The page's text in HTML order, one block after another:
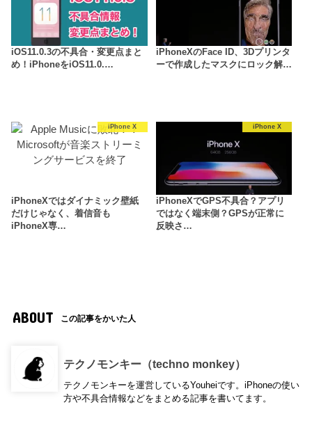
iOS11.0.3の不具合・変更点まと
め！iPhoneをiOS11.0.…
iPhoneXのFace ID、3Dプリンタ
ーで作成したマスクにロック解…
iPhone X
iPhoneXではダイナミック壁紙
だけじゃなく、着信音も
iPhoneX専…
iPhone X
iPhoneXでGPS不具合？アプリ
ではなく端末側？GPSが正常に
反映さ…
ABOUT この記事をかいた人
テクノモンキー（techno monkey）
テクノモンキーを運営しているYouheiです。iPhoneの使い
方や不具合情報などをまとめる記事を書いてます。